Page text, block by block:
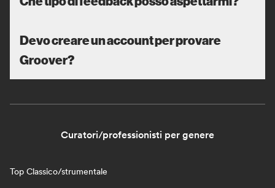
Devo creare un account per provare
Groover?
Curatori/professionisti per genere
Top Classico/strumentale